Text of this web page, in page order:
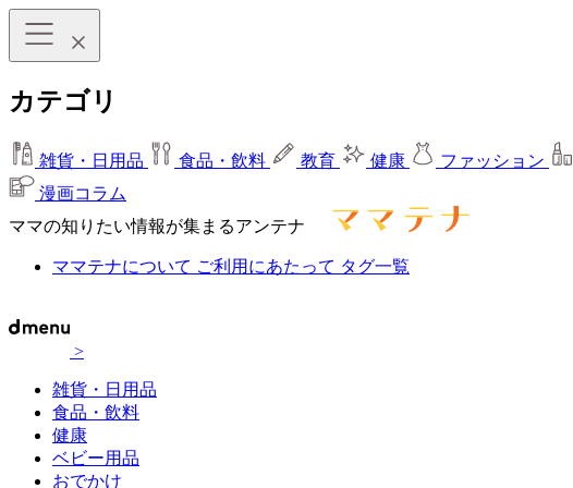
カテゴリ
雑貨・日用品 食品・飲料 教育 健康 ファッション
漫画コラム
ママの知りたい情報が集まるアンテナ
ママテナについて ご利用にあたって タグ一覧
>
雑貨・日用品
食品・飲料
健康
ベビー用品
おでかけ